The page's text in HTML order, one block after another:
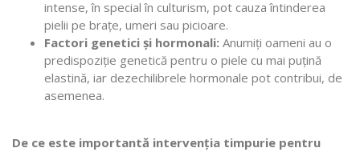
intense, în special în culturism, pot cauza întinderea
pielii pe brațe, umeri sau picioare.
Factori genetici și hormonali: Anumiți oameni au o
predispoziție genetică pentru o piele cu mai puțină
elastină, iar dezechilibrele hormonale pot contribui, de
asemenea.
De ce este importantă intervenția timpurie pentru